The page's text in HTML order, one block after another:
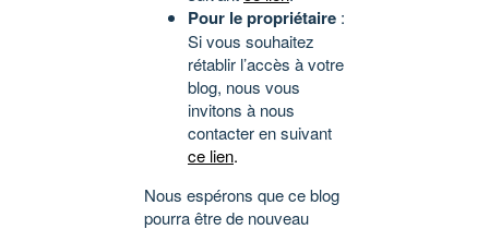
Pour le propriétaire :
Si vous souhaitez
rétablir l’accès à votre
blog, nous vous
invitons à nous
contacter en suivant
ce lien.
Nous espérons que ce blog
pourra être de nouveau